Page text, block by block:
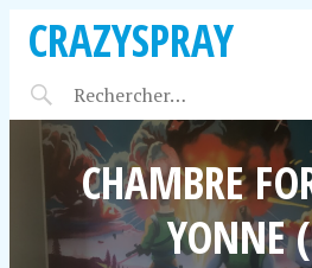
CRAZYSPRAY
CHAMBRE
YONNE